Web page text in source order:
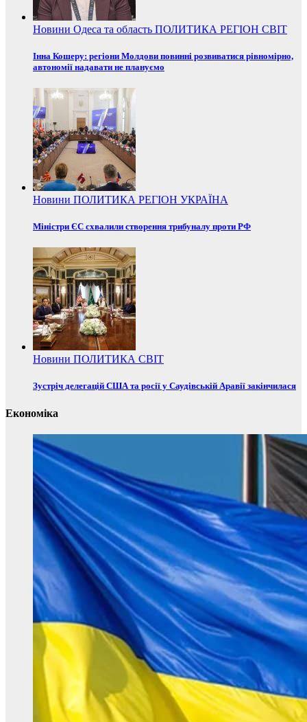
Новини Одеса та область ПОЛИТИКА РЕГІОН СВІТ
Інна Кошеру: регіони Молдови повинні розвиватися рівномірно,
автономії надавати не плануємо
Новини ПОЛИТИКА РЕГІОН УКРАЇНА
Міністри ЄС схвалили створення трибуналу проти РФ
Новини ПОЛИТИКА СВІТ
Зустріч делегацій США та росії у Саудівській Аравії закінчилася
Економіка